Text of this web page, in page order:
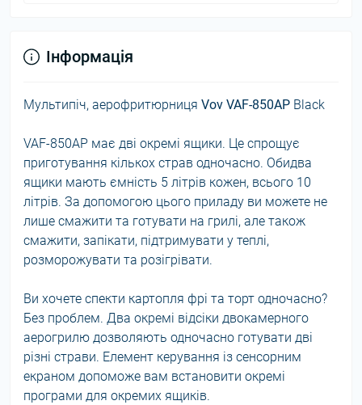
Інформація
Мультипіч, аерофритюрниця Vov VAF-850AP Black
VAF-850AP має дві окремі ящики. Це спрощує
приготування кількох страв одночасно. Обидва
ящики мають ємність 5 літрів кожен, всього 10
літрів. За допомогою цього приладу ви можете не
лише смажити та готувати на грилі, але також
смажити, запікати, підтримувати у теплі,
розморожувати та розігрівати.
Ви хочете спекти картопля фрі та торт одночасно?
Без проблем. Два окремі відсіки двокамерного
аерогрилю дозволяють одночасно готувати дві
різні страви. Елемент керування із сенсорним
екраном допоможе вам встановити окремі
програми для окремих ящиків.